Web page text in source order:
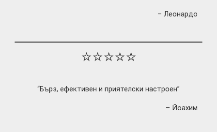
– Леонардо
⭐⭐⭐⭐⭐
“Бърз, ефективен и приятелски настроен”
– Йоахим